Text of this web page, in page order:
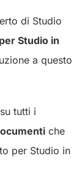
di Studio
Studio in
a questo
tutti i
che
per Studio in